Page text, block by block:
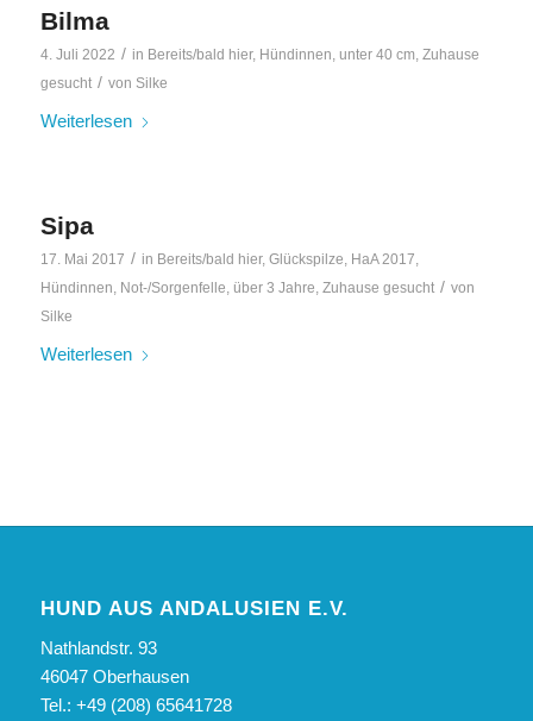
Bilma
4. Juli 2022 / in Bereits/bald hier, Hündinnen, unter 40 cm, Zuhause
gesucht / von Silke
Weiterlesen
Sipa
17. Mai 2017 / in Bereits/bald hier, Glückspilze, HaA 2017,
Hündinnen, Not-/Sorgenfelle, über 3 Jahre, Zuhause gesucht / von
Silke
Weiterlesen
HUND AUS ANDALUSIEN E.V.
Nathlandstr. 93
46047 Oberhausen
Tel.: +49 (208) 65641728